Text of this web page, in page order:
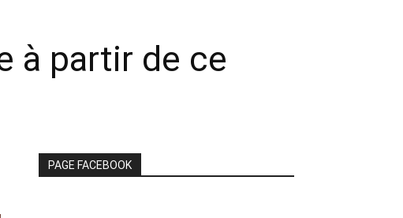
à partir de ce
PAGE FACEBOOK